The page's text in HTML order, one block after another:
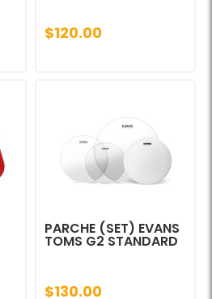
$120.00
PARCHE (SET) EVANS
TOMS G2 STANDARD
$130.00